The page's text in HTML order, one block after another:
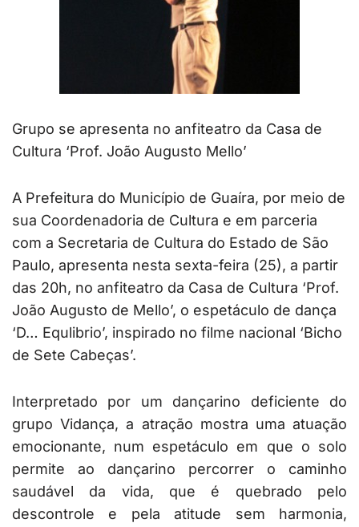
Grupo se apresenta no anfiteatro da Casa de
Cultura ‘Prof. João Augusto Mello’
A Prefeitura do Município de Guaíra, por meio de
sua Coordenadoria de Cultura e em parceria
com a Secretaria de Cultura do Estado de São
Paulo, apresenta nesta sexta-feira (25), a partir
das 20h, no anfiteatro da Casa de Cultura ‘Prof.
João Augusto de Mello’, o espetáculo de dança
‘D… Equlibrio’, inspirado no filme nacional ‘Bicho
de Sete Cabeças’.
Interpretado por um dançarino deficiente do
grupo Vidança, a atração mostra uma atuação
emocionante, num espetáculo em que o solo
permite ao dançarino percorrer o caminho
saudável da vida, que é quebrado pelo
descontrole e pela atitude sem harmonia,